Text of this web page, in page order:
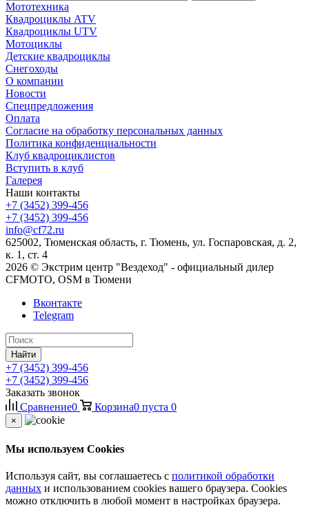
Мототехника
Квадроциклы ATV
Квадроциклы UTV
Мотоциклы
Детские квадроциклы
Снегоходы
О компании
Новости
Спецпредложения
Оплата
Согласие на обработку персональных данных
Политика конфиденциальности
Клуб квадроциклистов
Вступить в клуб
Галерея
Наши контакты
+7 (3452) 399-456
+7 (3452) 399-456
info@cf72.ru
625002, Тюменская область, г. Тюмень, ул. Госпаровская, д. 2,
к. 1, ст. 4
2026 © Экстрим центр "Вездеход" - официальный дилер
CFMOTO, OSM в Тюмени
Вконтакте
Telegram
Найти
+7 (3452) 399-456
+7 (3452) 399-456
Заказать звонок
Сравнение0 Корзина0 пуста 0
×
Мы используем Cookies
Используя сайт, вы соглашаетесь с политикой обработки
данных и использованием cookies вашего браузера. Cookies
можно отключить в любой момент в настройках браузера.